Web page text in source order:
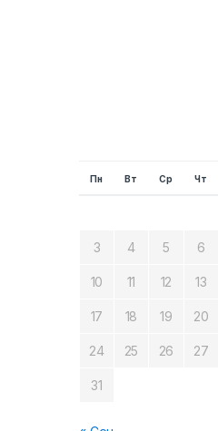
Пн Вт Ср Чт
3 4 5 6
10 11 12 13
17 18 19 20
24 25 26 27
31